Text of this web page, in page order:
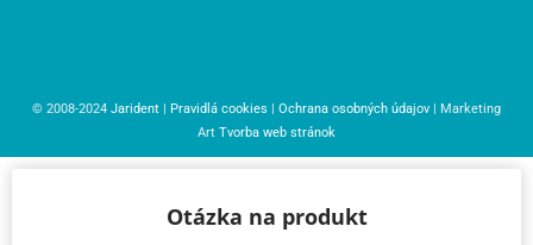
© 2008-2024 Jarident Pravidlá cookies Ochrana osobných údajov | Marketing
Art Tvorba web stránok
Otázka na produkt